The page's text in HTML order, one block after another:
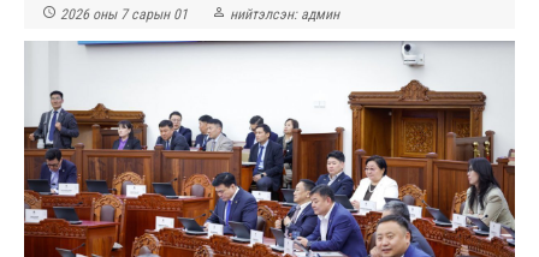
 2026 оны 7 сарын 01  нийтэлсэн: админ